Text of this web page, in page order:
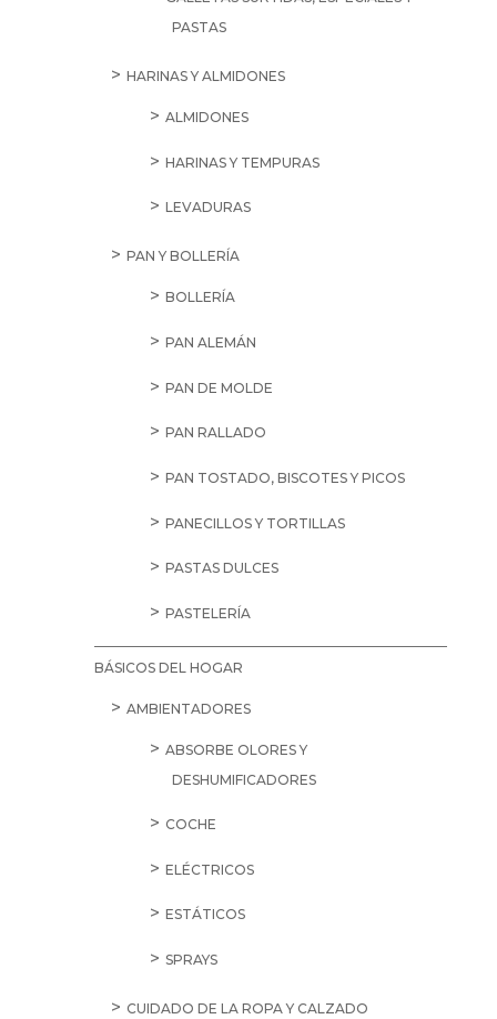
PASTAS
HARINAS Y ALMIDONES
ALMIDONES
HARINAS Y TEMPURAS
LEVADURAS
PAN Y BOLLERÍA
BOLLERÍA
PAN ALEMÁN
PAN DE MOLDE
PAN RALLADO
PAN TOSTADO, BISCOTES Y PICOS
PANECILLOS Y TORTILLAS
PASTAS DULCES
PASTELERÍA
BÁSICOS DEL HOGAR
AMBIENTADORES
ABSORBE OLORES Y
DESHUMIFICADORES
COCHE
ELÉCTRICOS
ESTÁTICOS
SPRAYS
CUIDADO DE LA ROPA Y CALZADO